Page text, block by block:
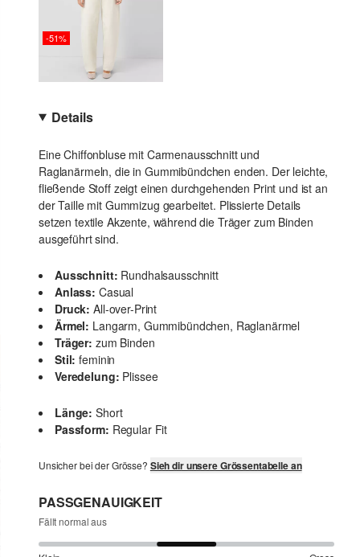
-51%
Details
Eine Chiffonbluse mit Carmenausschnitt und
Raglanärmeln, die in Gummibündchen enden. Der leichte,
fließende Stoff zeigt einen durchgehenden Print und ist an
der Taille mit Gummizug gearbeitet. Plissierte Details
setzen textile Akzente, während die Träger zum Binden
ausgeführt sind.
Ausschnitt: Rundhalsausschnitt
Anlass: Casual
Druck: All-over-Print
Ärmel: Langarm, Gummibündchen, Raglanärmel
Träger: zum Binden
Stil: feminin
Veredelung: Plissee
Länge: Short
Passform: Regular Fit
Unsicher bei der Grösse? Sieh dir unsere Grössentabelle an
PASSGENAUIGKEIT
Fällt normal aus